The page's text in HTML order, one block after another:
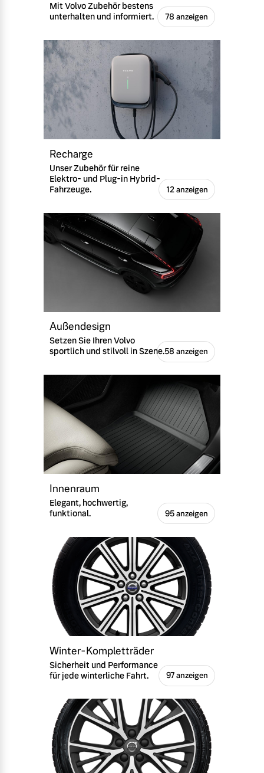
Mit Volvo Zubehör bestens
unterhalten und informiert.
78 anzeigen
Recharge
Unser Zubehör für reine
Elektro- und Plug-in Hybrid-
Fahrzeuge.
12 anzeigen
Außendesign
Setzen Sie Ihren Volvo
sportlich und stilvoll in Szene.58 anzeigen
Innenraum
Elegant, hochwertig,
funktional.
95 anzeigen
Winter-Kompletträder
Sicherheit und Performance
für jede winterliche Fahrt.
97 anzeigen